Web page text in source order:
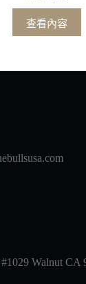
查看內容
Walnut CA